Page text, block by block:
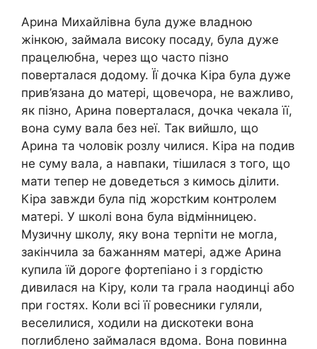
Арина Михайлівна була дуже владною
жінкою, займала високу посаду, була дуже
працелюбна, через що часто пізно
поверталася додому. Її дочка Кіра була дуже
прив’язана до матері, щовечора, не важливо,
як пізно, Арина поверталася, дочка чекала її,
вона суму вала без неї. Так вийшло, що
Арина та чоловік розлу чилися. Кіра на подив
не суму вала, а навпаки, тішилася з того, що
мати тепер не доведеться з кимось ділити.
Кіра завжди була під жорстkим контролем
матері. У школі вона була відмінницею.
Музичну школу, яку вона терnіти не могла,
закінчила за бажанням матері, адже Арина
купила їй дороге фортепіано і з гордістю
дивилася на Кіру, коли та грала наодинці або
при гостях. Коли всі її ровесники гуляли,
веселилися, ходили на дискотеки вона
поrлиблено займалася вдома. Вона повинна